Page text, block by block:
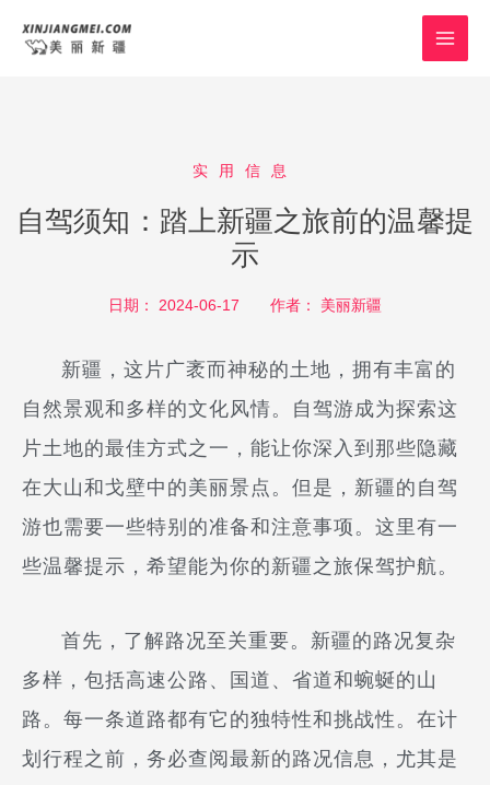
实用信息
自驾须知：踏上新疆之旅前的温馨提
示
日期： 2024-06-17 作者： 美丽新疆
新疆，这片广袤而神秘的土地，拥有丰富的
自然景观和多样的文化风情。自驾游成为探索这
片土地的最佳方式之一，能让你深入到那些隐藏
在大山和戈壁中的美丽景点。但是，新疆的自驾
游也需要一些特别的准备和注意事项。这里有一
些温馨提示，希望能为你的新疆之旅保驾护航。
首先，了解路况至关重要。新疆的路况复杂
多样，包括高速公路、国道、省道和蜿蜒的山
路。每一条道路都有它的独特性和挑战性。在计
划行程之前，务必查阅最新的路况信息，尤其是